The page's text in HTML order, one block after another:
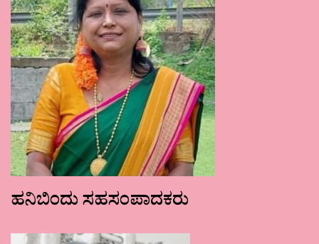
ಹನಿಬಿಂದು ಸಹಸಂಪಾದಕರು